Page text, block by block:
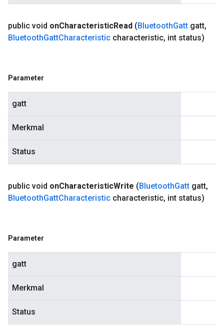
public void onCharacteristicRead (BluetoothGatt gatt,
BluetoothGattCharacteristic characteristic, int status)
Parameter
gatt
Merkmal
Status
public void onCharacteristicWrite (BluetoothGatt gatt,
BluetoothGattCharacteristic characteristic, int status)
Parameter
gatt
Merkmal
Status